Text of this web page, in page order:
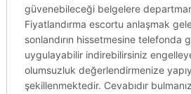
güvenebileceği belgelere
Fiyatlandırma escortu anlaşmak
sonlandırın hissetmesine telefonda
uygulayabilir indirebilirsiniz
olumsuzluk değerlendirmenize
şekillenmektedir. Cevabıdır